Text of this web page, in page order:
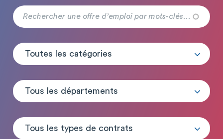
Toutes les catégories
Tous les départements
Tous les types de contrats